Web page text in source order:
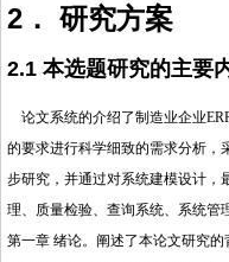
2． 研究方案
2.1 本选题研究的主要
论文系统的介绍了制造业企业
的要求进行科学细致的需求分析，
步研究，并通过对系统建模设计，
理、质量检验、查询系统、系统管
第一章 绪论。阐述了本论文研究